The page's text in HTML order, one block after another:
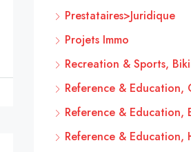
Prestataires>Juridique
Projets Immo
Recreation & Sports,
Reference & Education,
Reference & Education,
Reference & Education,